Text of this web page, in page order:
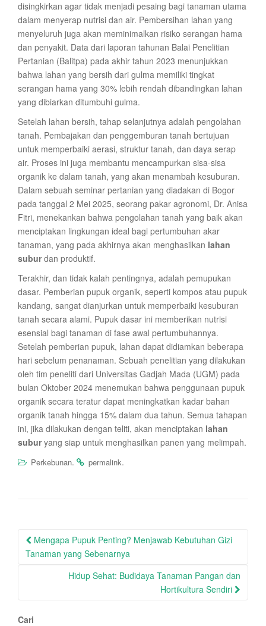
disingkirkan agar tidak menjadi pesaing bagi tanaman utama
dalam menyerap nutrisi dan air. Pembersihan lahan yang
menyeluruh juga akan meminimalkan risiko serangan hama
dan penyakit. Data dari laporan tahunan Balai Penelitian
Pertanian (Balitpa) pada akhir tahun 2023 menunjukkan
bahwa lahan yang bersih dari gulma memiliki tingkat
serangan hama yang 30% lebih rendah dibandingkan lahan
yang dibiarkan ditumbuhi gulma.
Setelah lahan bersih, tahap selanjutnya adalah pengolahan
tanah. Pembajakan dan penggemburan tanah bertujuan
untuk memperbaiki aerasi, struktur tanah, dan daya serap
air. Proses ini juga membantu mencampurkan sisa-sisa
organik ke dalam tanah, yang akan menambah kesuburan.
Dalam sebuah seminar pertanian yang diadakan di Bogor
pada tanggal 2 Mei 2025, seorang pakar agronomi, Dr. Anisa
Fitri, menekankan bahwa pengolahan tanah yang baik akan
menciptakan lingkungan ideal bagi pertumbuhan akar
tanaman, yang pada akhirnya akan menghasilkan lahan
suburdan produktif.
Terakhir, dan tidak kalah pentingnya, adalah pemupukan
dasar. Pemberian pupuk organik, seperti kompos atau pupuk
kandang, sangat dianjurkan untuk memperbaiki kesuburan
tanah secara alami. Pupuk dasar ini memberikan nutrisi
esensial bagi tanaman di fase awal pertumbuhannya.
Setelah pemberian pupuk, lahan dapat didiamkan beberapa
hari sebelum penanaman. Sebuah penelitian yang dilakukan
oleh tim peneliti dari Universitas Gadjah Mada (UGM) pada
bulan Oktober 2024 menemukan bahwa penggunaan pupuk
organik secara teratur dapat meningkatkan kadar bahan
organik tanah hingga 15% dalam dua tahun. Semua tahapan
ini, jika dilakukan dengan teliti, akan menciptakan lahan
suburyang siap untuk menghasilkan panen yang melimpah.
Perkebunan. permalink.
Post
navigation
Mengapa Pupuk Penting? Menjawab Kebutuhan Gizi
Tanaman yang Sebenarnya
Hidup Sehat: Budidaya Tanaman Pangan dan
Hortikultura Sendiri
Cari